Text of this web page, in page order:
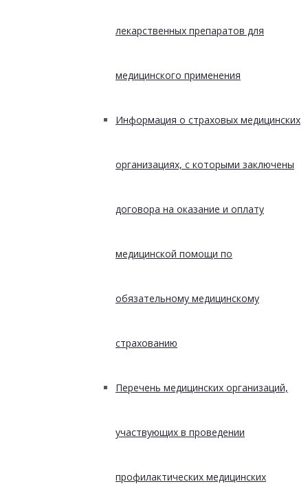
лекарственных препаратов для
медицинского применения
Информация о страховых медицинских
организациях, с которыми заключены
договора на оказание и оплату
медицинской помощи по
обязательному медицинскому
страхованию
Перечень медицинских организаций,
участвующих в проведении
профилактических медицинских